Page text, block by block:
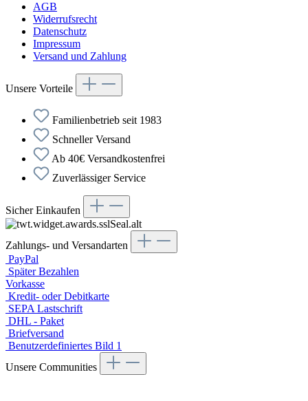
AGB
Widerrufsrecht
Datenschutz
Impressum
Versand und Zahlung
Unsere Vorteile
Familienbetrieb seit 1983
Schneller Versand
Ab 40€ Versandkostenfrei
Zuverlässiger Service
Sicher Einkaufen
Zahlungs- und Versandarten
PayPal
Später Bezahlen
Vorkasse
Kredit- oder Debitkarte
SEPA Lastschrift
DHL - Paket
Briefversand
Benutzerdefiniertes Bild 1
Unsere Communities